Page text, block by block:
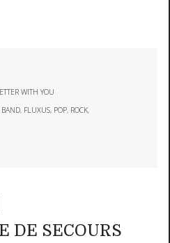
WITH YOU
BAND, FLUXUS, POP, ROCK,
DE SECOURS